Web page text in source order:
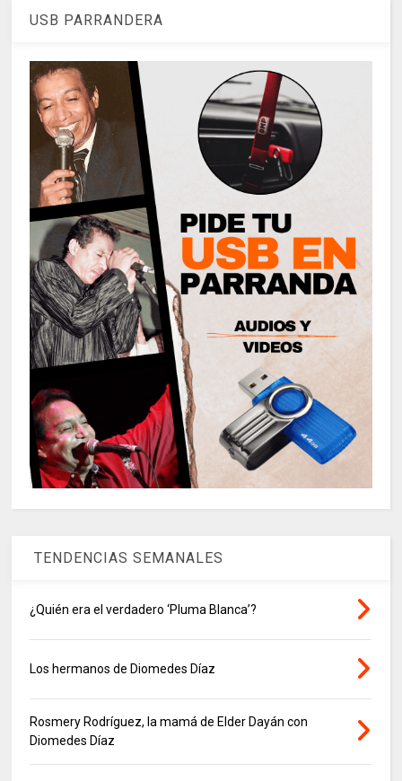
USB PARRANDERA
TENDENCIAS SEMANALES
¿Quién era el verdadero ‘Pluma Blanca’?
Los hermanos de Diomedes Díaz
Rosmery Rodríguez, la mamá de Elder Dayán con
Diomedes Díaz